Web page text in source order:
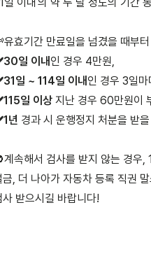
일 이내
일 ~ 114일 이내
일 이상
년 경과 시 운행정지 처분을 받
계속해서 검사를 받지 않는 경우,
금, 더 나아가 자동차 등록 직권
사 받으시길 바랍니다!